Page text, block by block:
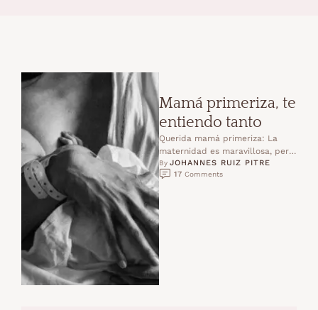
Mamá primeriza, te
entiendo tanto
Querida mamá primeriza: La
maternidad es maravillosa, pero
no es fácil. Cuando nace un
bebé nace con él …
By JOHANNES RUIZ PITRE
17 Comments